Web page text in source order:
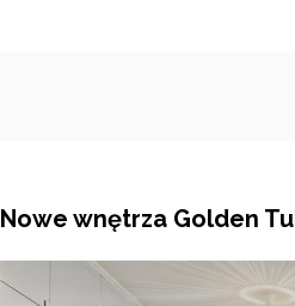
Nowe wnętrza Golden